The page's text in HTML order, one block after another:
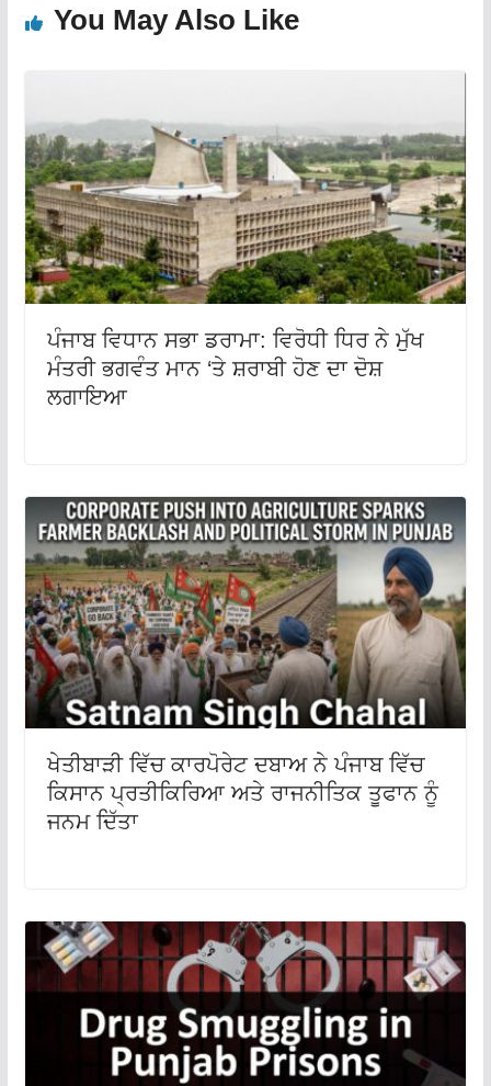
You May Also Like
ਪੰਜਾਬ ਵਿਧਾਨ ਸਭਾ ਡਰਾਮਾ: ਵਿਰੋਧੀ ਧਿਰ ਨੇ ਮੁੱਖ
ਮੰਤਰੀ ਭਗਵੰਤ ਮਾਨ ‘ਤੇ ਸ਼ਰਾਬੀ ਹੋਣ ਦਾ ਦੋਸ਼
ਲਗਾਇਆ
ਖੇਤੀਬਾੜੀ ਵਿੱਚ ਕਾਰਪੋਰੇਟ ਦਬਾਅ ਨੇ ਪੰਜਾਬ ਵਿੱਚ
ਕਿਸਾਨ ਪ੍ਰਤੀਕਿਰਿਆ ਅਤੇ ਰਾਜਨੀਤਿਕ ਤੂਫਾਨ ਨੂੰ
ਜਨਮ ਦਿੱਤਾ